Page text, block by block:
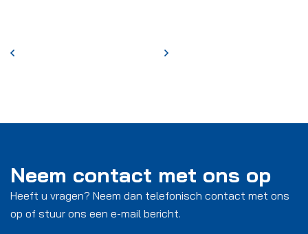
Neem contact met ons op
Heeft u vragen? Neem dan telefonisch contact met ons
op of stuur ons een e-mail bericht.